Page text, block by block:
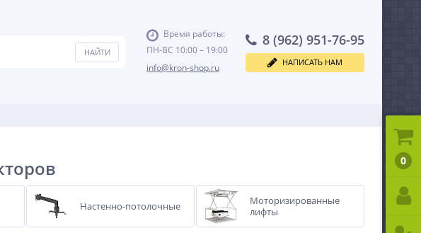
Время работы:
ПН-ВС 10:00 – 19:00
info@kron-shop.ru
8 (962) 951-76-95
НАПИСАТЬ НАМ
Настенно-потолочные
Моторизированные
лифты
0